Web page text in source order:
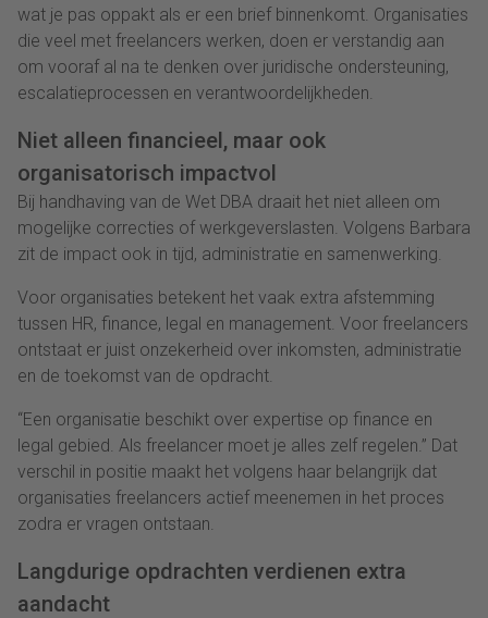
wat je pas oppakt als er een brief binnenkomt. Organisaties
die veel met freelancers werken, doen er verstandig aan
om vooraf al na te denken over juridische ondersteuning,
escalatieprocessen en verantwoordelijkheden.
Niet alleen financieel, maar ook
organisatorisch impactvol
Bij handhaving van de Wet DBA draait het niet alleen om
mogelijke correcties of werkgeverslasten. Volgens Barbara
zit de impact ook in tijd, administratie en samenwerking.
Voor organisaties betekent het vaak extra afstemming
tussen HR, finance, legal en management. Voor freelancers
ontstaat er juist onzekerheid over inkomsten, administratie
en de toekomst van de opdracht.
“Een organisatie beschikt over expertise op finance en
legal gebied. Als freelancer moet je alles zelf regelen.” Dat
verschil in positie maakt het volgens haar belangrijk dat
organisaties freelancers actief meenemen in het proces
zodra er vragen ontstaan.
Langdurige opdrachten verdienen extra
aandacht